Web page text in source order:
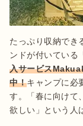
たっぷり収納でき
ンドが付いている
入サービス
中！キャンプに必
す。「春に向けて
欲しい」という人